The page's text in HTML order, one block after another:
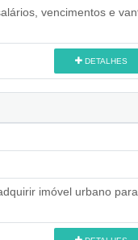
vencimentos e
DETALHES
imóvel urbano